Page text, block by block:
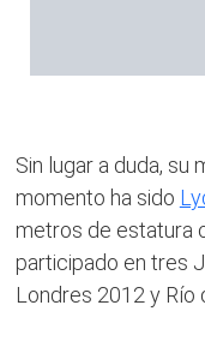
Sin lugar a duda, su
momento ha sido
metros de estatura
participado en tres
Londres 2012 y Río